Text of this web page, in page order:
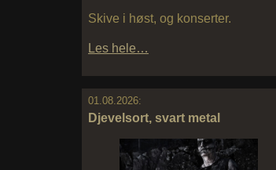
Skive i høst, og konserter.
Les hele…
01.08.2026:
Djevelsort, svart metal